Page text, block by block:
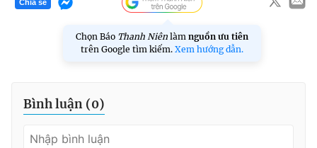
Chia sẻ
Chọn Báo Thanh Niên làm nguồn ưu tiên
trên Google tìm kiếm. Xem hướng dẫn.
Bình luận (0)